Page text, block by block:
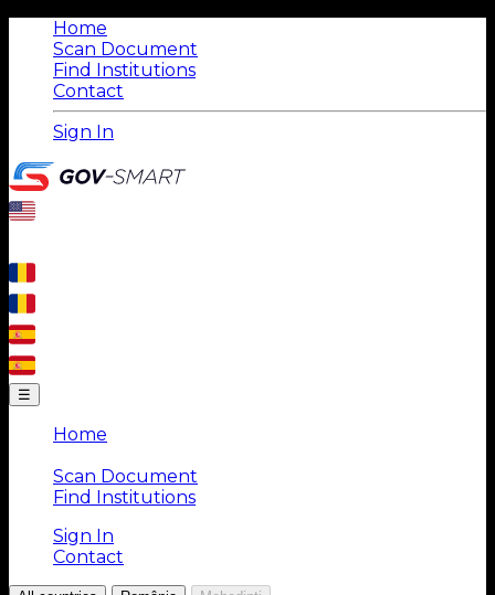
Home
Scan Document
Find Institutions
Contact
Sign In
☰
Home
Scan Document
Find Institutions
Sign In
Contact